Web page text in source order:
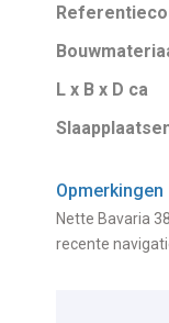
L x B x D ca
Opmerkingen
Nette Bavaria
recente